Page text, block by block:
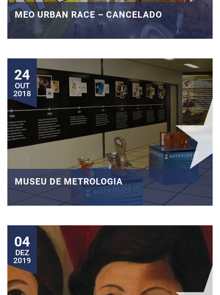
MEO URBAN RACE – CANCELADO
24
OUT
2018
MUSEU DE METROLOGIA
04
DEZ
2019